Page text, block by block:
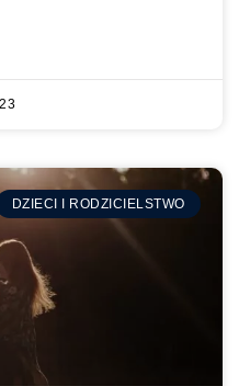
DZIECI I RODZICIELSTWO